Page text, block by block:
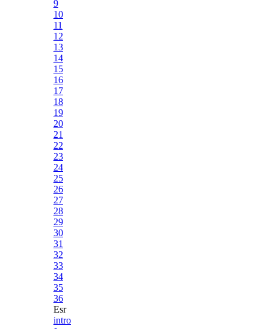
9
10
11
12
13
14
15
16
17
18
19
20
21
22
23
24
25
26
27
28
29
30
31
32
33
34
35
36
Esr
intro